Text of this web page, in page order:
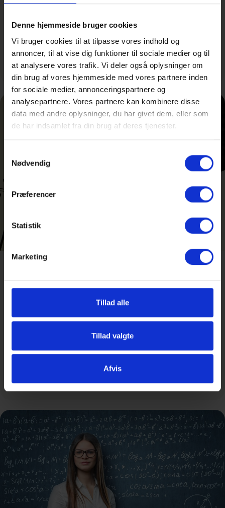
Denne hjemmeside bruger cookies
Vi bruger cookies til at tilpasse vores indhold og
annoncer, til at vise dig funktioner til sociale medier og til
at analysere vores trafik. Vi deler også oplysninger om
din brug af vores hjemmeside med vores partnere inden
for sociale medier, annonceringspartnere og
analysepartnere. Vores partnere kan kombinere disse
data med andre oplysninger, du har givet dem, eller som
de har indsamlet fra din brug af deres tjenester.
Nødvendig
Præferencer
Statistik
Marketing
Tillad alle
Tillad valgte
Afvis
tilrettelagt i små overskuelige projektforløb af GHG’s
lærere i samarbejde med Hellerup Skoles lærere med
fokus på at udfordre eleverne på fordybelse og abstrakt
tænkning – læs mereher.
I InterMat bliver du rustet til at løse matematiske
brobygning mellem gymnasiet og universitetet, så
I programmet Forskerspirer kan du prøve kræfter med
forskningsprojekt, får tilknyttet en forsker og deltager i
en landsdækkende konkurrence.
Læs mereher